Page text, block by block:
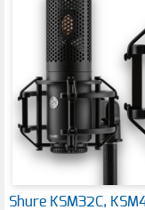
Shure KSM32C,